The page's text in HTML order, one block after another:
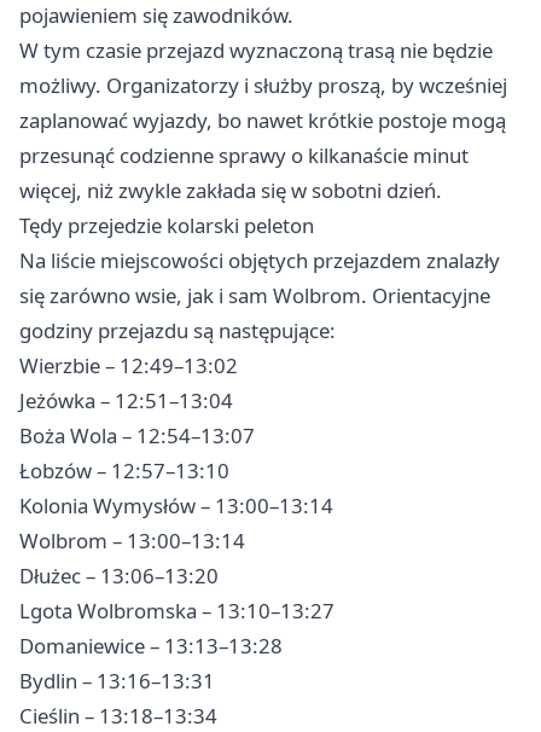
pojawieniem się zawodników.
W tym czasie przejazd wyznaczoną trasą nie będzie
możliwy. Organizatorzy i służby proszą, by wcześniej
zaplanować wyjazdy, bo nawet krótkie postoje mogą
przesunąć codzienne sprawy o kilkanaście minut
więcej, niż zwykle zakłada się w sobotni dzień.
Tędy przejedzie kolarski peleton
Na liście miejscowości objętych przejazdem znalazły
się zarówno wsie, jak i sam Wolbrom. Orientacyjne
godziny przejazdu są następujące:
Wierzbie – 12:49–13:02
Jeżówka – 12:51–13:04
Boża Wola – 12:54–13:07
Łobzów – 12:57–13:10
Kolonia Wymysłów – 13:00–13:14
Wolbrom – 13:00–13:14
Dłużec – 13:06–13:20
Lgota Wolbromska – 13:10–13:27
Domaniewice – 13:13–13:28
Bydlin – 13:16–13:31
Cieślin – 13:18–13:34